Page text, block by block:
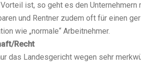
ist, so geht es den Unternehmern
und Rentner zudem oft für einen
wie „normale“ Arbeitnehmer.
Recht
das Landesgericht wegen sehr